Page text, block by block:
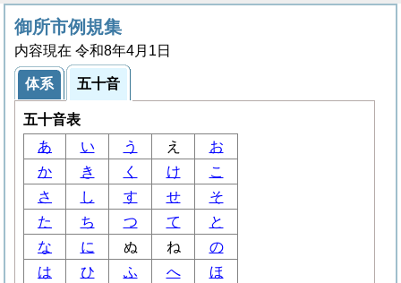
御所市例規集
内容現在 令和8年4月1日
体系 五十音
五十音表
あ
い う え
お
か
き く け
こ
さ
し す せ
そ
た
ち つ て
と
な
に ぬ ね
の
は
ひ ふ へ
ほ